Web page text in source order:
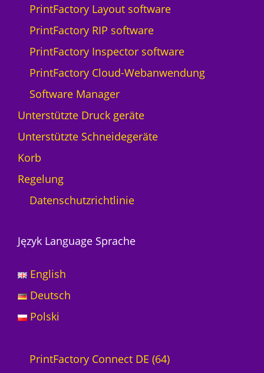
PrintFactory Layout software
PrintFactory RIP software
PrintFactory Inspector software
PrintFactory Cloud-Webanwendung
Software Manager
Unterstützte Druck geräte
Unterstützte Schneidegeräte
Korb
Regelung
Datenschutzrichtlinie
Język Language Sprache
English
Deutsch
Polski
PrintFactory Connect DE 646